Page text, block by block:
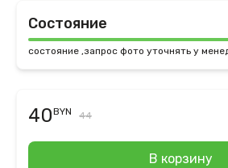
Состояние
состояние ,запрос фото уточнять у
40BYN 44
В корзину